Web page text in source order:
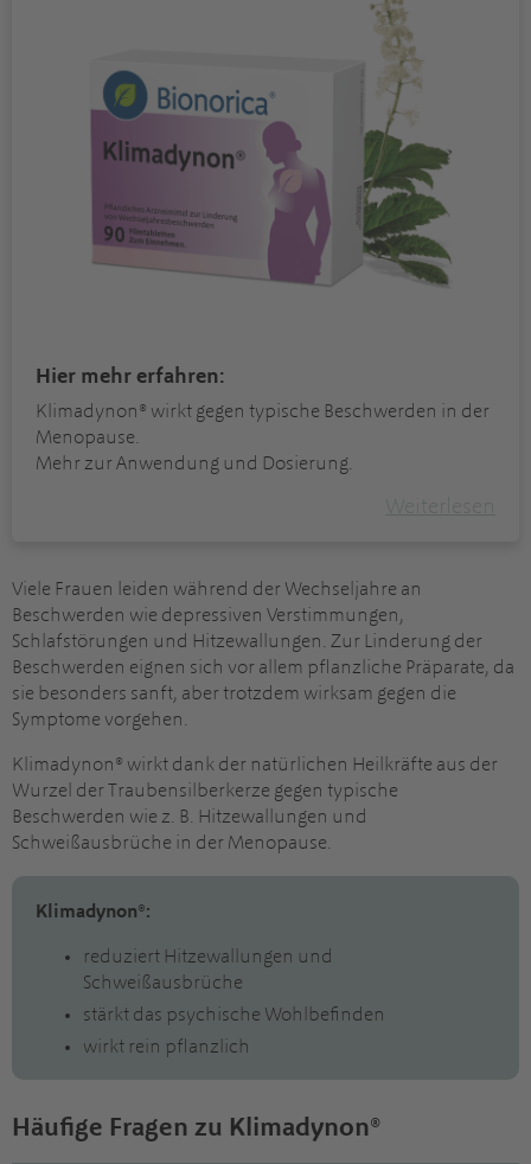
Hier mehr erfahren:
Klimadynon® wirkt gegen typische Beschwerden in der
Menopause.
Mehr zur Anwendung und Dosierung.
Viele Frauen leiden während der Wechseljahre an
Beschwerden wie depressiven Verstimmungen,
Schlafstörungen und Hitzewallungen. Zur Linderung der
Beschwerden eignen sich vor allem pflanzliche Präparate, da
sie besonders sanft, aber trotzdem wirksam gegen die
Symptome vorgehen.
Klimadynon® wirkt dank der natürlichen Heilkräfte aus der
Wurzel der Traubensilberkerze gegen typische
Beschwerden wie z. B. Hitzewallungen und
Schweißausbrüche in der Menopause.
Klimadynon®:
reduziert Hitzewallungen und
Schweißausbrüche
stärkt das psychische Wohlbefinden
wirkt rein pflanzlich
Häufige Fragen zu Klimadynon®